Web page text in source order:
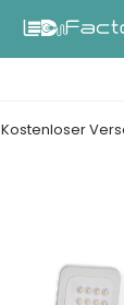
Kostenloser